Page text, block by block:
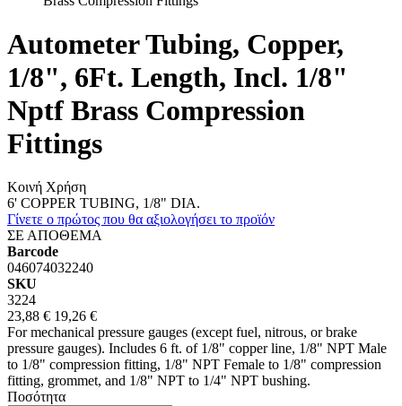
Autometer Tubing, Copper,
1/8", 6Ft. Length, Incl. 1/8"
Nptf Brass Compression
Fittings
Κοινή Χρήση
6' COPPER TUBING, 1/8" DIA.
Γίνετε ο πρώτος που θα αξιολογήσει το προϊόν
ΣΕ ΑΠΟΘΕΜΑ
Barcode
046074032240
SKU
3224
23,88 € 19,26 €
For mechanical pressure gauges (except fuel, nitrous, or brake
pressure gauges). Includes 6 ft. of 1/8" copper line, 1/8" NPT Male
to 1/8" compression fitting, 1/8" NPT Female to 1/8" compression
fitting, grommet, and 1/8" NPT to 1/4" NPT bushing.
Ποσότητα